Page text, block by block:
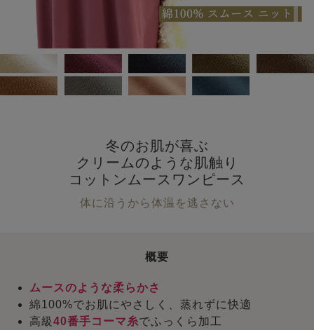
冬のお肌が喜ぶ
クリームのような肌触り
コットンムースワンピース
体に沿うから体温を逃さない
概要
ムースのような柔らかさ
綿100%でお肌にやさしく、蒸れずに快適
高級40番手コーマ糸でふっくら加工